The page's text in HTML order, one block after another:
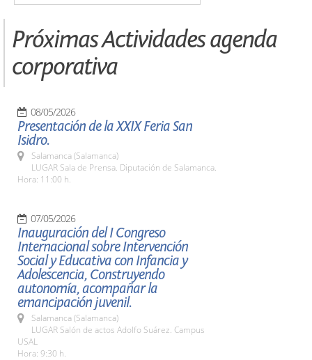
Próximas Actividades agenda
corporativa
08/05/2026
Presentación de la XXIX Feria San
Isidro.
Salamanca (Salamanca)
LUGAR Sala de Prensa. Diputación de Salamanca.
Hora: 11:00 h.
07/05/2026
Inauguración del I Congreso
Internacional sobre Intervención
Social y Educativa con Infancia y
Adolescencia, Construyendo
autonomía, acompañar la
emancipación juvenil.
Salamanca (Salamanca)
LUGAR Salón de actos Adolfo Suárez. Campus
USAL
Hora: 9:30 h.